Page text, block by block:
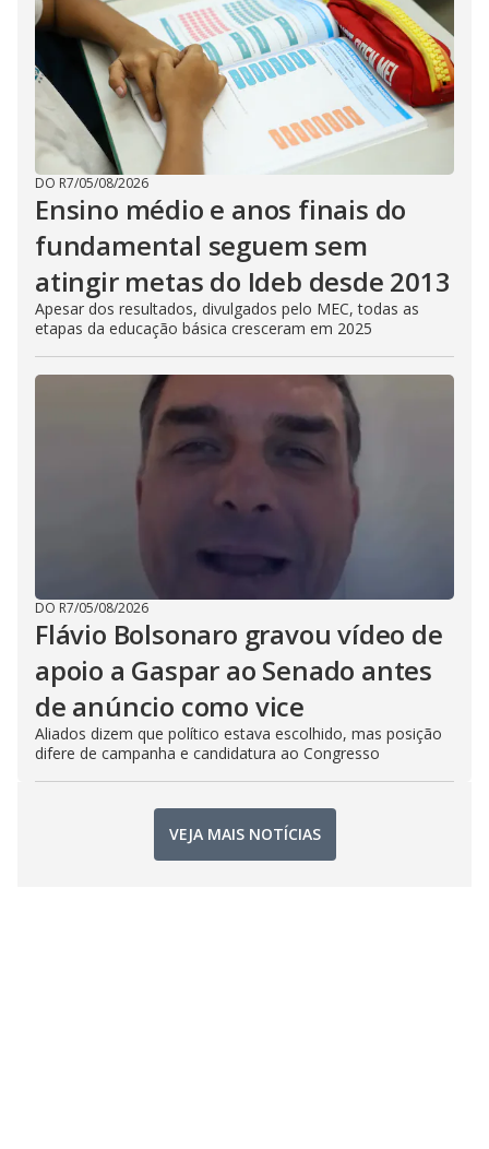
DO R7/05/08/2026
Ensino médio e anos finais do
fundamental seguem sem
atingir metas do Ideb desde 2013
Apesar dos resultados, divulgados pelo MEC, todas as
etapas da educação básica cresceram em 2025
DO R7/05/08/2026
Flávio Bolsonaro gravou vídeo de
apoio a Gaspar ao Senado antes
de anúncio como vice
Aliados dizem que político estava escolhido, mas posição
difere de campanha e candidatura ao Congresso
VEJA MAIS NOTÍCIAS